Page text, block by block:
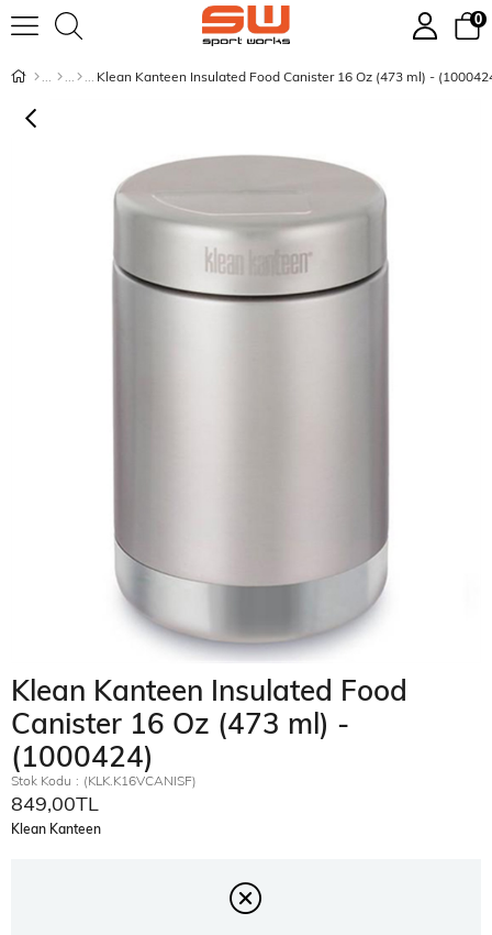
0
Klean Kanteen Insulated Food Canister 16 Oz (473 ml) -
Klean Kanteen Insulated Food
Canister 16 Oz (473 ml) -
(1000424)
Stok Kodu (KLK.K16VCANISF)
849,00TL
Klean Kanteen